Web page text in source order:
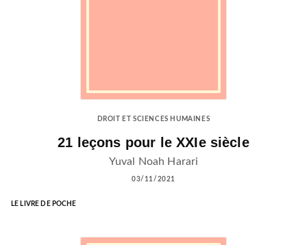
DROIT ET SCIENCES HUMAINES
21 leçons pour le XXIe siècle
Yuval Noah Harari
03/11/2021
LE LIVRE DE POCHE